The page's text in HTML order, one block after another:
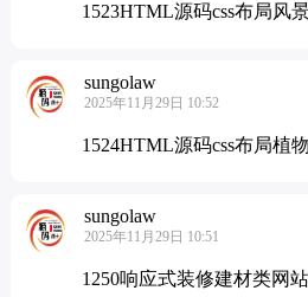
1523HTML源码css布局风
sungolaw
2025年11月29日 10:52
1524HTML源码css布局植
sungolaw
2025年11月29日 10:51
1250响应式装修建材类网